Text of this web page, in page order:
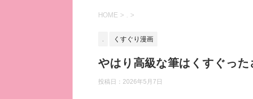
HOME > . >
くすぐり漫画
やはり高級な筆はくすぐった
投稿日： 2026年5月7日